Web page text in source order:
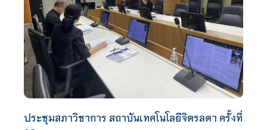
ประชุมสภาวิชาการ สถาบันเทคโนโลยีจิตรลดา ครั้งที่